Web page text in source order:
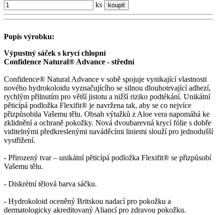
ks
koupit
Popis výrobku:
Výpustný sáček s krycí chlopní
Confidence Natural® Advance - střední
Confidence® Natural Advance v sobě spojuje vynikající vlastnosti
nového hydrokoloidu vyznačujícího se silnou dlouhotrvající adhezí,
rychlým přilnutím pro větší jistotu a nižší riziko podtékání. Unikátní
pěticípá podložka Flexifit® je navržena tak, aby se co nejvíce
přizpůsobila Vašemu tělu. Obsah výtažků z Aloe vera napomáhá ke
zklidnění a ochraně pokožky. Nová dvoubarevná krycí fólie s dobře
viditelnými předkreslenými naváděcími liniemi slouží pro jednodušší
vystřižení.
- Přirozený tvar – unikátní pěticípá podložka Flexifit® se přizpůsobí
Vašemu tělu.
- Diskrétní tělová barva sáčku.
- Hydrokoloid oceněný Britskou nadací pro pokožku a
dermatologicky akreditovaný Aliancí pro zdravou pokožku.